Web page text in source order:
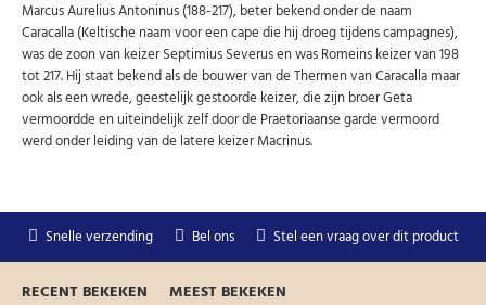
Marcus Aurelius Antoninus (188-217), beter bekend onder de naam
Caracalla (Keltische naam voor een cape die hij droeg tijdens campagnes),
was de zoon van keizer Septimius Severus en was Romeins keizer van 198
tot 217. Hij staat bekend als de bouwer van de Thermen van Caracalla maar
ook als een wrede, geestelijk gestoorde keizer, die zijn broer Geta
vermoordde en uiteindelijk zelf door de Praetoriaanse garde vermoord
werd onder leiding van de latere keizer Macrinus.
Snelle verzending Bel ons Stel een vraag over dit product
RECENT BEKEKEN MEEST BEKEKEN